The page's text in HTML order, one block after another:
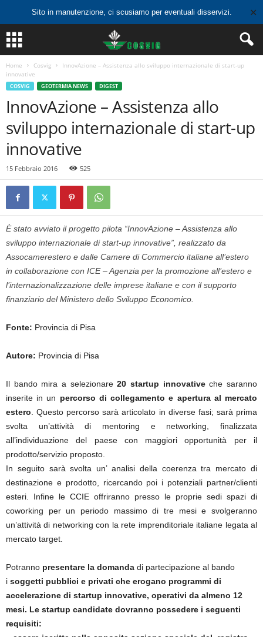
Sito in manutenzione, ci scusiamo per eventuali disservizi. ✕
Home Cosvig
InnovAzione – Assistenza allo sviluppo internazionale di start-up
innovative
COSVIG GEOTERMIA NEWS DIGEST
InnovAzione – Assistenza allo
sviluppo internazionale di start-up
innovative
15 Febbraio 2016 525
È stato avviato il progetto pilota “InnovAzione – Assistenza allo
sviluppo internazionale di start-up innovative”, realizzato da
Assocamerestero e dalle Camere di Commercio italiane all’estero
in collaborazione con ICE – Agenzia per la promozione all’estero e
l’internazionalizzazione delle imprese italiane e con il supporto
finanziario del Ministero dello Sviluppo Economico.
Fonte: Provincia di Pisa
Autore: Provincia di Pisa
Il bando mira a selezionare20 startup innovativeche saranno
inserite in un percorso di collegamento e apertura al mercato
estero . Questo percorso sarà articolato in diverse fasi; sarà prima
svolta un’attività di mentoring e networking, finalizzata
all’individuazione del paese con maggiori opportunità per il
prodotto/servizio proposto.
In seguito sarà svolta un’ analisi della coerenza tra mercato di
destinazione e prodotto, ricercando poi i potenziali partner/clienti
esteri. Infine le CCIE offriranno presso le proprie sedi spazi di
coworking per un periodo massimo di tre mesi e svolgeranno
un’attività di networking con la rete imprenditoriale italiane legata al
mercato target.
Potranno presentare la domanda di partecipazione al bando
i soggetti pubblici e privati che erogano programmi di
accelerazione di startup innovative, operativi da almeno 12
mesi. Le startup candidate dovranno possedere i seguenti
requisiti: